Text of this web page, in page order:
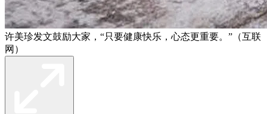
许美珍发文鼓励大家，“只要健康快乐，心态更重要。”（互联
网）